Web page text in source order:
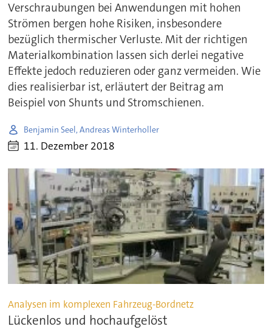
Verschraubungen bei Anwendungen mit hohen
Strömen bergen hohe Risiken, insbesondere
bezüglich thermischer Verluste. Mit der richtigen
Materialkombination lassen sich derlei negative
Effekte jedoch reduzieren oder ganz vermeiden. Wie
dies realisierbar ist, erläutert der Beitrag am
Beispiel von Shunts und Stromschienen.
Benjamin Seel, Andreas Winterholler
11. Dezember 2018
Analysen im komplexen Fahrzeug-Bordnetz
Lückenlos und hochaufgelöst